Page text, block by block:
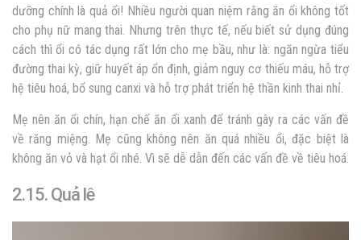
dưỡng chính là quả ổi! Nhiều người quan niệm rằng ăn ổi không tốt
cho phụ nữ mang thai. Nhưng trên thực tế, nếu biết sử dụng đúng
cách thì ổi có tác dụng rất lớn cho mẹ bầu, như là: ngăn ngừa tiểu
đường thai kỳ, giữ huyết áp ổn định, giảm nguy cơ thiếu máu, hỗ trợ
hệ tiêu hoá, bổ sung canxi và hỗ trợ phát triển hệ thần kinh thai nhỉ.
Mẹ nên ăn ổi chín, hạn chế ăn ổi xanh để tránh gây ra các vấn đề
về răng miệng. Mẹ cũng không nên ăn quá nhiều ổi, đặc biệt là
không ăn vỏ và hạt ổi nhé. Vì sẽ dễ dẫn đến các vấn đề về tiêu hoá.
2.15. Quả lê